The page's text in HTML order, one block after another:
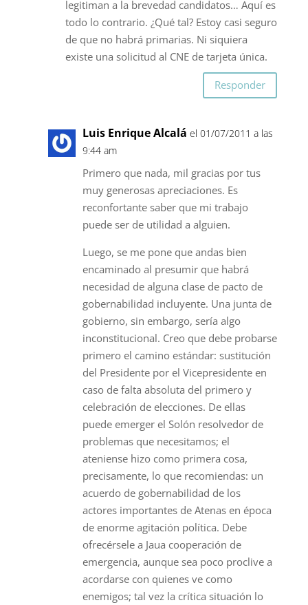
legitiman a la brevedad candidatos… Aquí es
todo lo contrario. ¿Qué tal? Estoy casi seguro
de que no habrá primarias. Ni siquiera
existe una solicitud al CNE de tarjeta única.
Responder
Luis Enrique Alcalá el 01/07/2011 a las
9:44 am
Primero que nada, mil gracias por tus
muy generosas apreciaciones. Es
reconfortante saber que mi trabajo
puede ser de utilidad a alguien.
Luego, se me pone que andas bien
encaminado al presumir que habrá
necesidad de alguna clase de pacto de
gobernabilidad incluyente. Una junta de
gobierno, sin embargo, sería algo
inconstitucional. Creo que debe probarse
primero el camino estándar: sustitución
del Presidente por el Vicepresidente en
caso de falta absoluta del primero y
celebración de elecciones. De ellas
puede emerger el Solón resolvedor de
problemas que necesitamos; el
ateniense hizo como primera cosa,
precisamente, lo que recomiendas: un
acuerdo de gobernabilidad de los
actores importantes de Atenas en época
de enorme agitación política. Debe
ofrecérsele a Jaua cooperación de
emergencia, aunque sea poco proclive a
acordarse con quienes ve como
enemigos; tal vez la crítica situación lo